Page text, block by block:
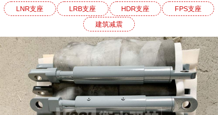
LNR支座 LRB支座 HDR支座
FPS支座
建筑减震